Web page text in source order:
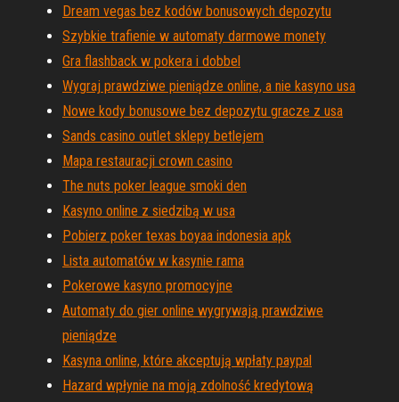
Dream vegas bez kodów bonusowych depozytu
Szybkie trafienie w automaty darmowe monety
Gra flashback w pokera i dobbel
Wygraj prawdziwe pieniądze online, a nie kasyno usa
Nowe kody bonusowe bez depozytu gracze z usa
Sands casino outlet sklepy betlejem
Mapa restauracji crown casino
The nuts poker league smoki den
Kasyno online z siedzibą w usa
Pobierz poker texas boyaa indonesia apk
Lista automatów w kasynie rama
Pokerowe kasyno promocyjne
Automaty do gier online wygrywają prawdziwe
pieniądze
Kasyna online, które akceptują wpłaty paypal
Hazard wpłynie na moją zdolność kredytową